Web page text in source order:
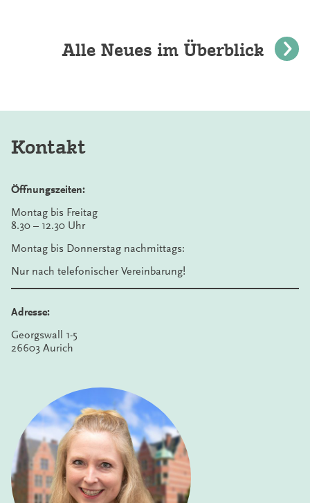
Alle Neues im Überblick
Kontakt
Öffnungszeiten:
Montag bis Freitag
8.30 – 12.30 Uhr
Montag bis Donnerstag nachmittags:
Nur nach telefonischer Vereinbarung!
Adresse:
Georgswall 1-5
26603 Aurich